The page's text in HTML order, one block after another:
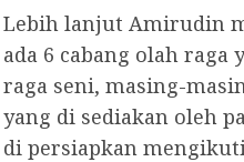
Lebih lanjut Amirudin
ada 6 cabang olah
raga seni, masing-
yang di sediakan oleh
di persiapkan